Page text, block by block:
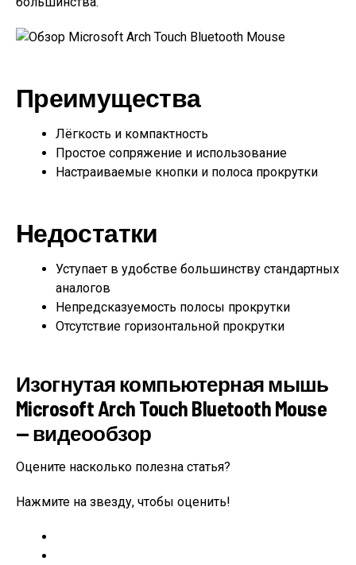
Преимущества
Лёгкость и компактность
Простое сопряжение и использование
Настраиваемые кнопки и полоса прокрутки
Недостатки
Уступает в удобстве большинству стандартных
аналогов
Непредсказуемость полосы прокрутки
Отсутствие горизонтальной прокрутки
Изогнутая компьютерная мышь
Microsoft Arch Touch Bluetooth Mouse
— видеообзор
Оцените насколько полезна статья?
Нажмите на звезду, чтобы оценить!